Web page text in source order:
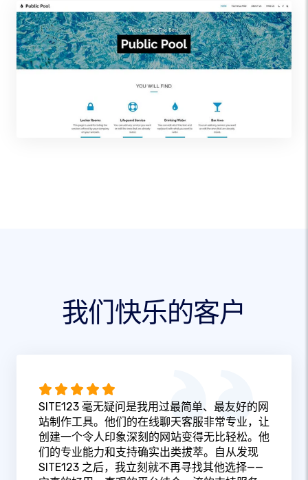
我们快乐的客户
SITE123 毫无疑问是我用过最简单、最友好的网
站制作工具。他们的在线聊天客服非常专业，让
创建一个令人印象深刻的网站变得无比轻松。他
们的专业能力和支持确实出类拔萃。自从发现
SITE123 之后，我立刻就不再寻找其他选择——